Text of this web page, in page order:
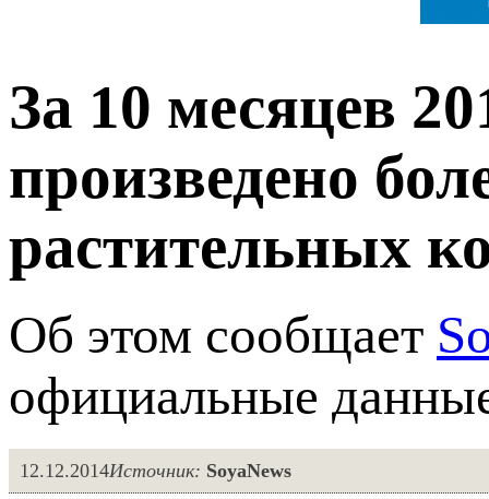
За 10 месяцев
произведено
растительных
Об этом сообщает
официальные
12.12.2014Источник: SoyaNews